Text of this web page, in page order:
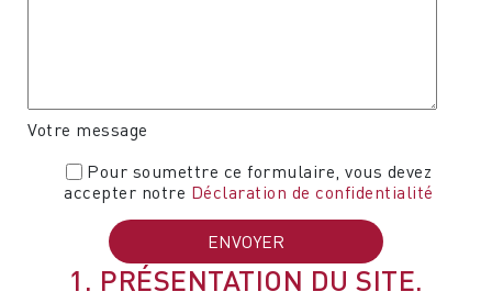
Votre message
Pour soumettre ce formulaire, vous devez
accepter notre Déclaration de confidentialité
1. PRÉSENTATION DU SITE.